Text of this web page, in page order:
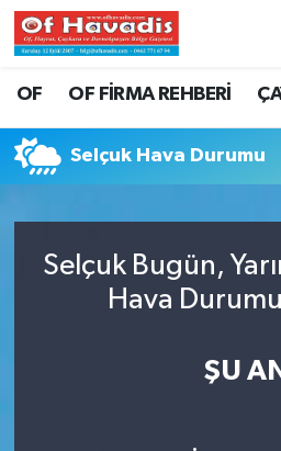
OF OF FİRMA REHBERİ
Selçuk Hava Durumu
Selçuk Bugün,
Hava
ŞU AN
Trabzon Nöbetçi
Trabzon Trafik Yoğunluk
Süper Lig Puan Durumu